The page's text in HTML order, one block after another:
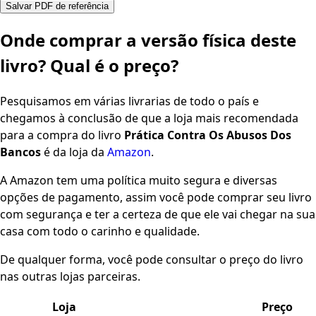
Salvar PDF de referência
Onde comprar a versão física deste
livro? Qual é o preço?
Pesquisamos em várias livrarias de todo o país e
chegamos à conclusão de que a loja mais recomendada
para a compra do livro Prática Contra Os Abusos Dos
Bancosé da loja da Amazon.
A Amazon tem uma política muito segura e diversas
opções de pagamento, assim você pode comprar seu livro
com segurança e ter a certeza de que ele vai chegar na sua
casa com todo o carinho e qualidade.
De qualquer forma, você pode consultar o preço do livro
nas outras lojas parceiras.
Loja
Preço